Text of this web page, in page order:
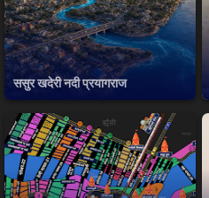
ससुर खदेरी नदी प्रयागराज